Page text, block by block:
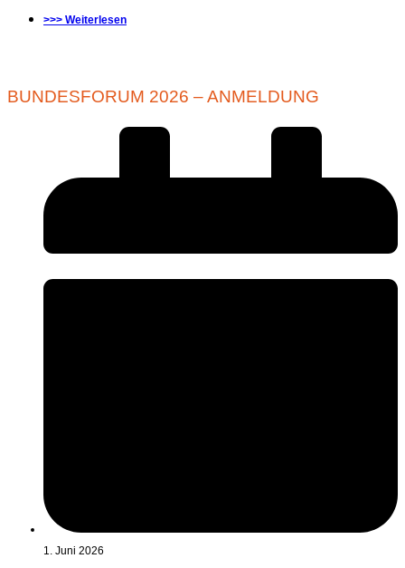
>>> Weiterlesen
BUNDESFORUM 2026 – ANMELDUNG
1. Juni 2026